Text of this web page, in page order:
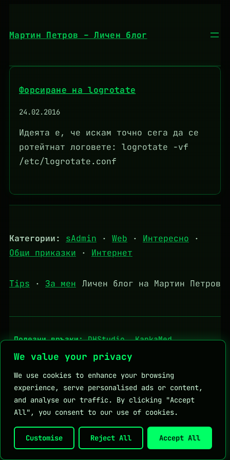
We value your privacy
We use cookies to enhance your browsing
experience, serve personalised ads or content,
and analyse our traffic. By clicking "Accept
All", you consent to our use of cookies.
Customise Reject All Accept All
Мартин Петров – Личен блог
Форсиране на logrotate
24.02.2016
Идеята е, че искам точно сега да се
ротейтнат логовете: logrotate -vf
/etc/logrotate.conf
Категории: sAdmin · Web · Интересно ·
Общи приказки · Интернет
Tips · За мен Личен блог на Мартин Петров
Полезни връзки: DHStudio
KapkaMed
Личен блог на Мартин Петров